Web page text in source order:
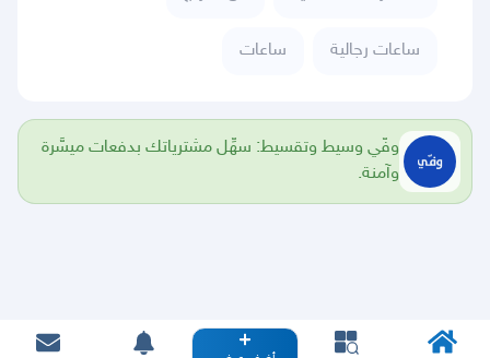
ساعات رجالية ساعات
وفّي وسيط وتقسيط: سهِّل مشترياتك بدفعات ميسَّرة
وآمنة.